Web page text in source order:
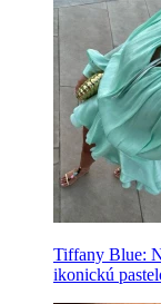
Tiffany Blue:
ikonickú